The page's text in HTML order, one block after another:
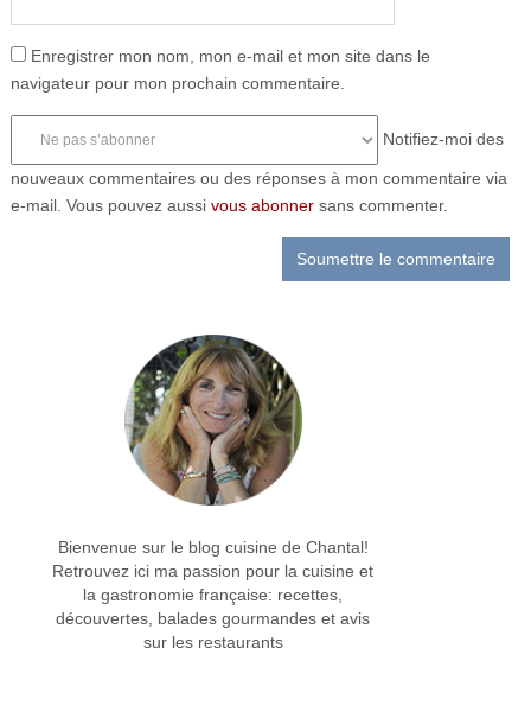
Enregistrer mon nom, mon e-mail et mon site dans le
navigateur pour mon prochain commentaire.
Notifiez-moi des
nouveaux commentaires ou des réponses à mon commentaire via
e-mail. Vous pouvez aussi vous abonnersans commenter.
Bienvenue sur le blog cuisine de Chantal!
Retrouvez ici ma passion pour la cuisine et
la gastronomie française: recettes,
découvertes, balades gourmandes et avis
sur les restaurants